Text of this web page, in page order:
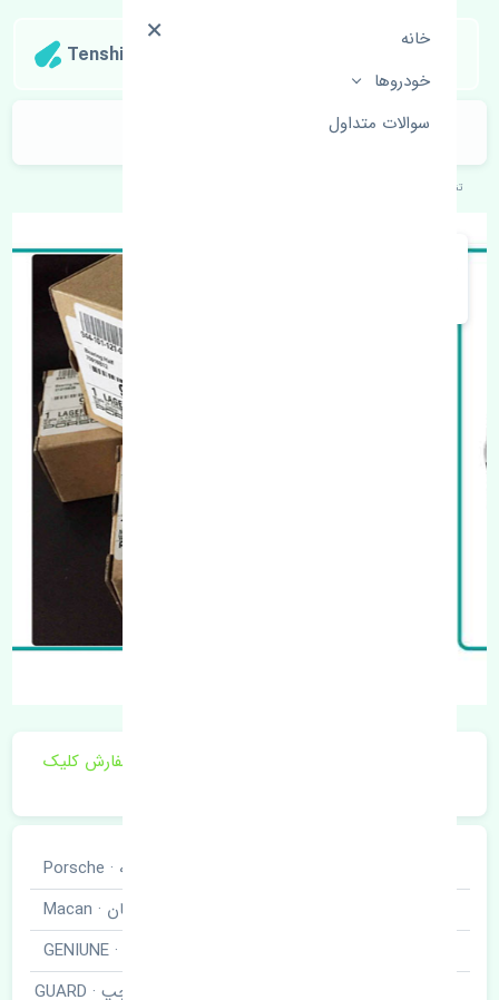
خانه
خودروها
سوالات متداول
Tenshipart
شلگیر عقب چپ پورشه ماکان اصلی
تنشی‌پارت
برای اطلاع از موجودی و قیمت به روز روی ثبت سفارش کلیک
پورشه · Porsche
ماکان · Macan
اصلی · GENIUNE
شلگیر عقب چپ · GUARD